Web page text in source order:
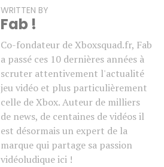
WRITTEN BY
Fab !
Co-fondateur de Xboxsquad.fr, Fab
a passé ces 10 dernières années à
scruter attentivement l'actualité
jeu vidéo et plus particulièrement
celle de Xbox. Auteur de milliers
de news, de centaines de vidéos il
est désormais un expert de la
marque qui partage sa passion
vidéoludique ici !